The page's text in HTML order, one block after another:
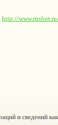
http://
и сведений